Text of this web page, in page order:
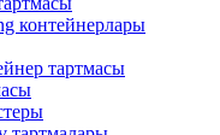
контейнерлары
тартмасы